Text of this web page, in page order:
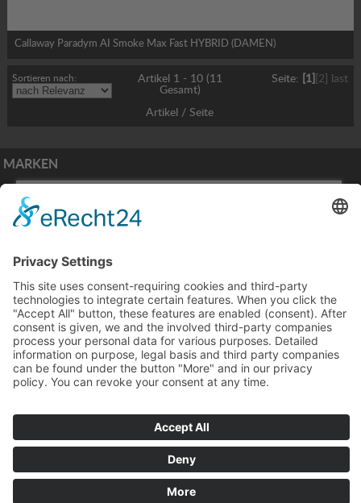
Callaway Paradym AI Smoke Max Fast HYBRID (DAMEN)
Sortieren nach:
Artikel 1 - 10 (11
Gesamt)
Artikel / Seite
Seite: [1] [2] last
MARKEN
ZAHLUNGSARTEN
PIEPER Golf & Horses GmbH Service
Mein Konto|
Nach oben